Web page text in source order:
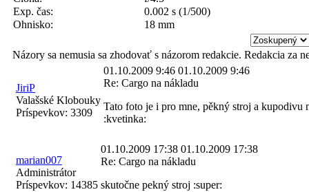
Exp. čas:
0.002 s (1/500)
Ohnisko:
18 mm
Názory sa nemusia sa zhodovať s názorom redakcie. Redakcia za
JiriP
Valašské Klobouky
Príspevkov: 3309
01.10.2009 9:46 01.10.2009 9:46
Re: Cargo na nákladu
Tato foto je i pro mne, pěkný stroj a kupodivu
:kvetinka:
marian007
Administrátor
Príspevkov: 14385
01.10.2009 17:38 01.10.2009 17:38
Re: Cargo na nákladu
skutočne pekný stroj :super: